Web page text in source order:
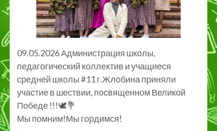
09.05.2026 Администрация школы,
педагогический коллектив и учащиеся
средней школы #11 г.Жлобина приняли
участие в шествии, посвященном Великой
Победе !!!🕊💐
Мы помним!Мы гордимся!